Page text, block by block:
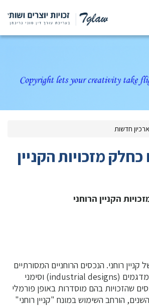
ארכיון חדשות
כחלק מזכויות הקניין
הקניין הרוחני
קניין רוחני. הנכסים הרוחניים המסורתיים
האחרים הם פטנטים, מדגמים (industrial designs) וסימני
שהזכויות בהם מוסדרות באופן פורמלי
הורחב השימוש במונח "קניין רוחני"